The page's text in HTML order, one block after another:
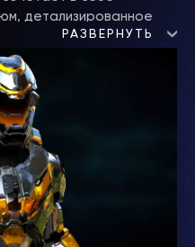
детализированное
Идеально
будущего или
РАЗВЕРНУТЬ